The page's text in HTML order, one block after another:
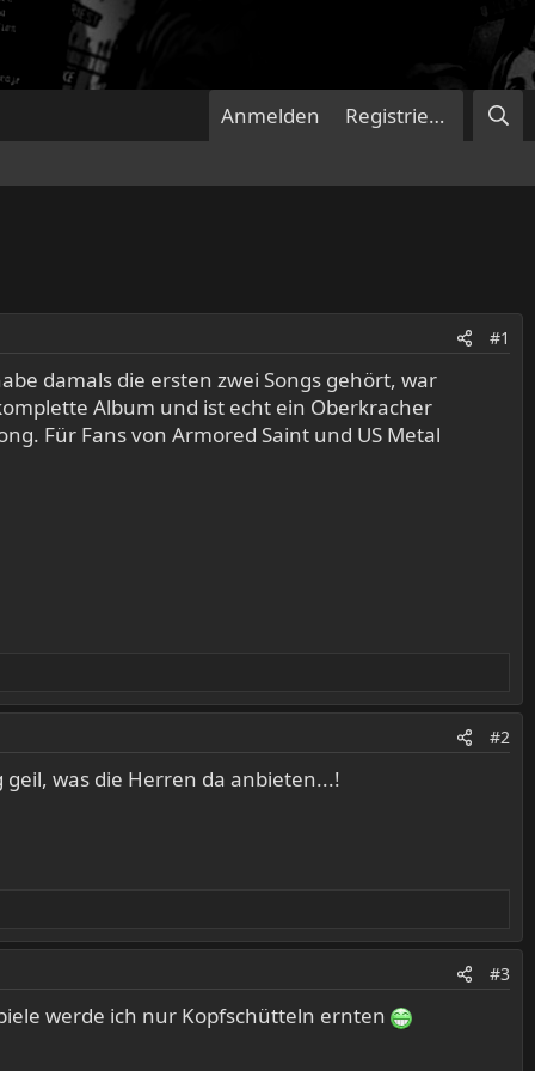
Anmelden Registrieren
#1
damals die ersten zwei Songs gehört, war
Album und ist echt ein Oberkracher
Für Fans von Armored Saint und US Metal
#2
was die Herren da anbieten...!
#3
werde ich nur Kopfschütteln ernten